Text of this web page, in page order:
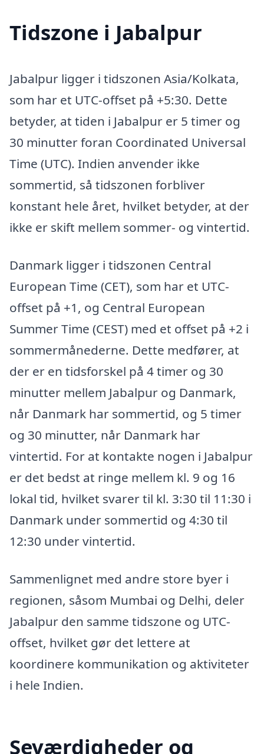
Tidszone i Jabalpur
Jabalpur ligger i tidszonen Asia/Kolkata,
som har et UTC-offset på +5:30. Dette
betyder, at tiden i Jabalpur er 5 timer og
30 minutter foran Coordinated Universal
Time (UTC). Indien anvender ikke
sommertid, så tidszonen forbliver
konstant hele året, hvilket betyder, at der
ikke er skift mellem sommer- og vintertid.
Danmark ligger i tidszonen Central
European Time (CET), som har et UTC-
offset på +1, og Central European
Summer Time (CEST) med et offset på +2 i
sommermånederne. Dette medfører, at
der er en tidsforskel på 4 timer og 30
minutter mellem Jabalpur og Danmark,
når Danmark har sommertid, og 5 timer
og 30 minutter, når Danmark har
vintertid. For at kontakte nogen i Jabalpur
er det bedst at ringe mellem kl. 9 og 16
lokal tid, hvilket svarer til kl. 3:30 til 11:30 i
Danmark under sommertid og 4:30 til
12:30 under vintertid.
Sammenlignet med andre store byer i
regionen, såsom Mumbai og Delhi, deler
Jabalpur den samme tidszone og UTC-
offset, hvilket gør det lettere at
koordinere kommunikation og aktiviteter
i hele Indien.
Seværdigheder og